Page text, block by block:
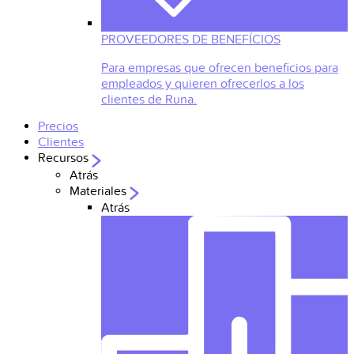
PROVEEDORES DE BENEFÍCIOS
Para empresas que ofrecen beneficios para
empleados y quieren ofrecerlos a los
clientes de Runa.
Precios
Clientes
Recursos
Atrás
Materiales
Atrás